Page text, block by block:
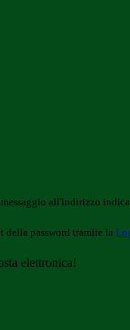
all'indirizzo
della password tramite la
elettronica!